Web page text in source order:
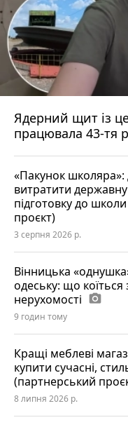
Ядерний щит із
працювала 43-тя
«Пакунок школяра»:
витратити
підготовку до
проєкт)
3 серпня 2026 р.
Вінницька
одеську: що
нерухомості photo_camera
9 годин тому
Кращі меблеві
купити сучасні,
(партнерський
8 липня 2026 р.